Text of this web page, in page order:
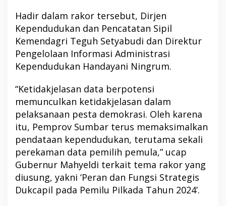
Hadir dalam rakor tersebut, Dirjen
Kependudukan dan Pencatatan Sipil
Kemendagri Teguh Setyabudi dan Direktur
Pengelolaan Informasi Administrasi
Kependudukan Handayani Ningrum.
“Ketidakjelasan data berpotensi
memunculkan ketidakjelasan dalam
pelaksanaan pesta demokrasi. Oleh karena
itu, Pemprov Sumbar terus memaksimalkan
pendataan kependudukan, terutama sekali
perekaman data pemilih pemula,” ucap
Gubernur Mahyeldi terkait tema rakor yang
diusung, yakni ‘Peran dan Fungsi Strategis
Dukcapil pada Pemilu Pilkada Tahun 2024’.